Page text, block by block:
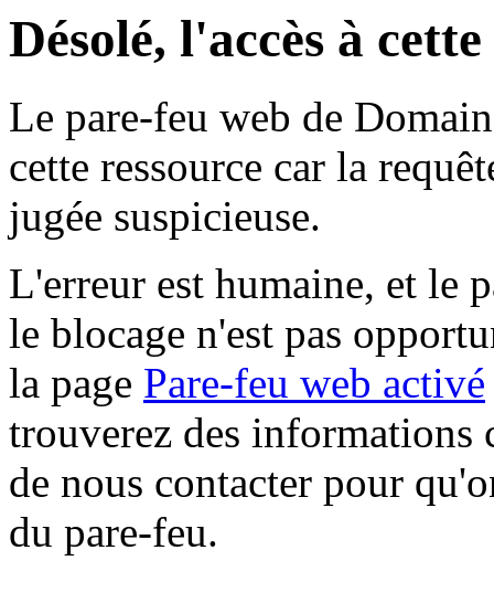
Désolé, l'accès à
Le pare-feu web de
cette ressource car la
jugée suspicieuse.
L'erreur est humaine, et le
le blocage n'est pas
la page Pare-feu web activé
trouverez des informations
de nous contacter pour
du pare-feu.